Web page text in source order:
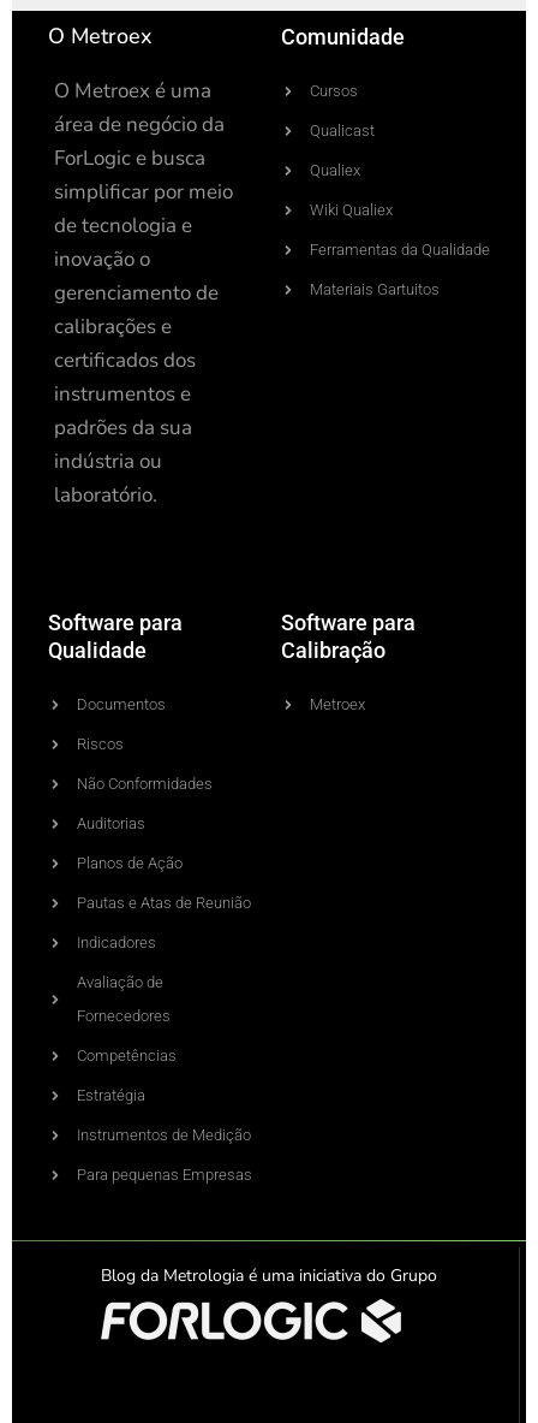
O Metroex
O Metroex é uma
área de negócio da
ForLogic e busca
simplificar por meio
de tecnologia e
inovação o
gerenciamento de
calibrações e
certificados dos
instrumentos e
padrões da sua
indústria ou
laboratório.
Comunidade
Cursos
Qualicast
Qualiex
Wiki Qualiex
Ferramentas da Qualidade
Materiais Gartuitos
Software para
Qualidade
Documentos
Riscos
Não Conformidades
Auditorias
Planos de Ação
Pautas e Atas de Reunião
Indicadores
Avaliação de
Fornecedores
Competências
Estratégia
Instrumentos de Medição
Para pequenas Empresas
Software para
Calibração
Metroex
Blog da Metrologia é uma iniciativa do Grupo